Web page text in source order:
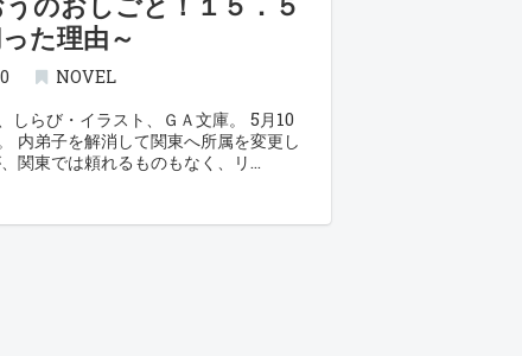
た理由～
NOVEL
しらび・イラスト、ＧＡ文庫。 5月10
内弟子を解消して関東へ所属を変更し
関東では頼れるものもなく、リ